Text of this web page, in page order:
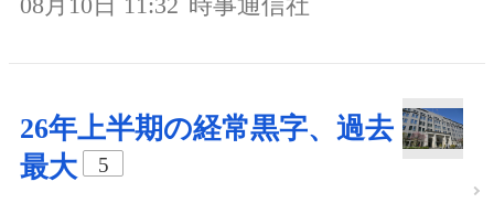
26年上半期の経常黒字、過去
最大
5